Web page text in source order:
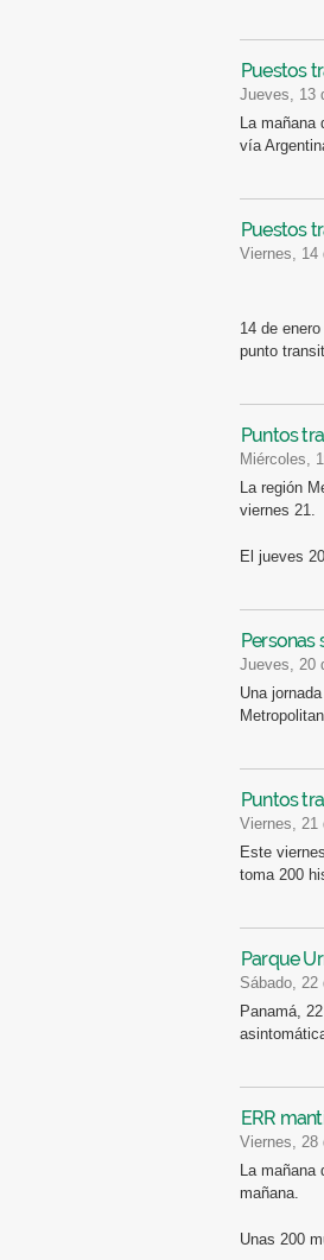
Puestos
jueves, 13
La
vía
Puestos
viernes,
14 de
punto
Puntos
miércoles,
La región
viernes 21.
El jueves
Personas
jueves, 20
Una
Puntos
viernes,
Este
toma 200
Parque
sábado,
Panamá,
ERR
viernes,
La
mañana.
Unas 200